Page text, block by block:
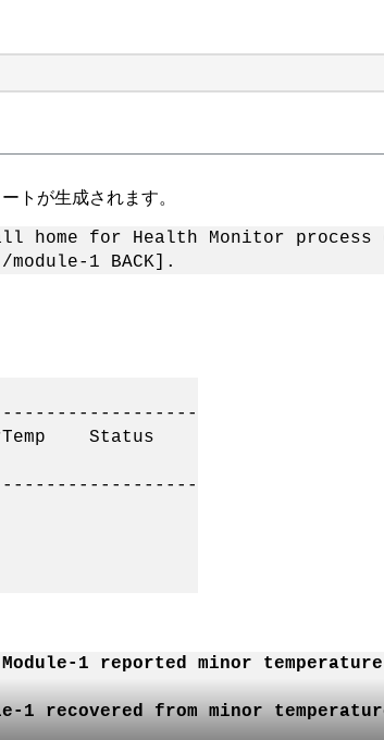
トが生成されます。
home for Health Monitor process
module-1 BACK].
Status
Module-1 reported minor
1 recovered from minor